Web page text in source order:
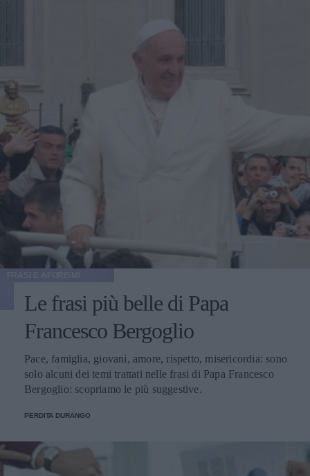
Le frasi più belle di Papa
Francesco Bergoglio
Pace, famiglia, giovani, amore, rispetto, misericordia: sono
solo alcuni dei temi trattati nelle frasi di Papa Francesco
Bergoglio: scopriamo le più suggestive.
PERDITA DURANGO